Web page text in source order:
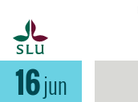
16jun